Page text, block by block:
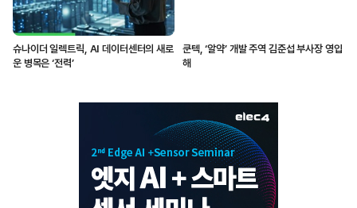
슈나이더 일렉트릭, AI 데이터센터의 새로
운 병목은 ‘전력’
쿤텍, ‘알약’ 개발 주역 김준섭 부사장 영입
해